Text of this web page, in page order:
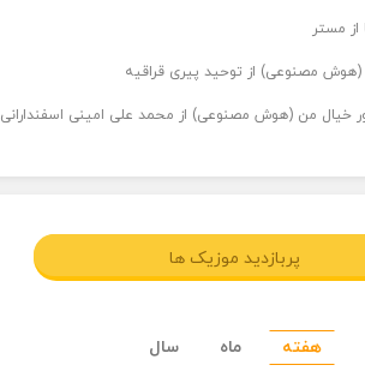
از مستر
(هوش مصنوعی) از توحید پیری قراقیه
خیال من (هوش مصنوعی) از محمد علی امینی اسفندارانی
پربازدید موزیک ها
هفته ماه سال